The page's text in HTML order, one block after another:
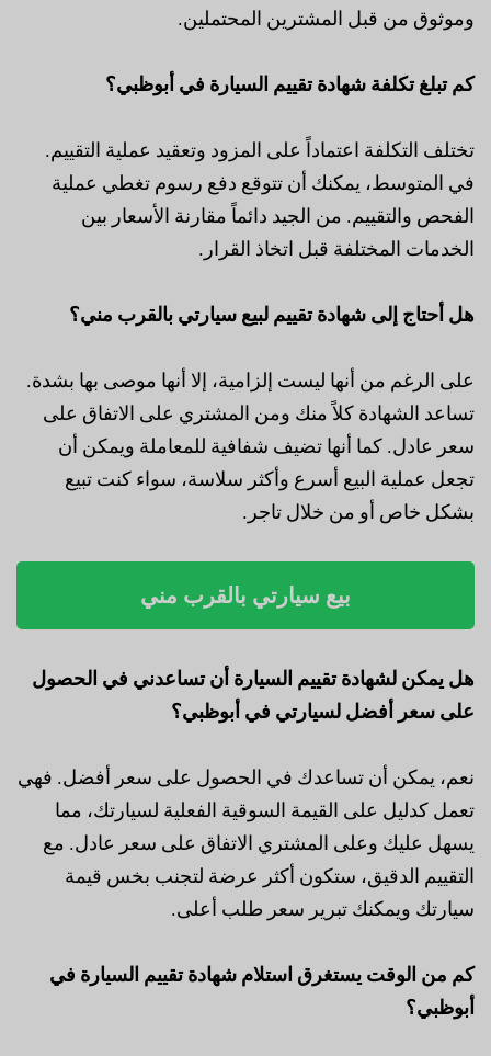
وموثوق من قبل المشترين المحتملين.
كم تبلغ تكلفة شهادة تقييم السيارة في أبوظبي؟
تختلف التكلفة اعتماداً على المزود وتعقيد عملية التقييم.
في المتوسط، يمكنك أن تتوقع دفع رسوم تغطي عملية
الفحص والتقييم. من الجيد دائماً مقارنة الأسعار بين
الخدمات المختلفة قبل اتخاذ القرار.
هل أحتاج إلى شهادة تقييم لبيع سيارتي بالقرب مني؟
على الرغم من أنها ليست إلزامية، إلا أنها موصى بها بشدة.
تساعد الشهادة كلاً منك ومن المشتري على الاتفاق على
سعر عادل. كما أنها تضيف شفافية للمعاملة ويمكن أن
تجعل عملية البيع أسرع وأكثر سلاسة، سواء كنت تبيع
بشكل خاص أو من خلال تاجر.
بيع سيارتي بالقرب مني
هل يمكن لشهادة تقييم السيارة أن تساعدني في الحصول
على سعر أفضل لسيارتي في أبوظبي؟
نعم، يمكن أن تساعدك في الحصول على سعر أفضل. فهي
تعمل كدليل على القيمة السوقية الفعلية لسيارتك، مما
يسهل عليك وعلى المشتري الاتفاق على سعر عادل. مع
التقييم الدقيق، ستكون أكثر عرضة لتجنب بخس قيمة
سيارتك ويمكنك تبرير سعر طلب أعلى.
كم من الوقت يستغرق استلام شهادة تقييم السيارة في
أبوظبي؟